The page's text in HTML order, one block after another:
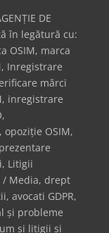
DE
în legătură cu:
OSIM, marca
Inregistrare
mărci
inregistrare
opoziție OSIM,
Litigii
/ Media, drept
avocati GDPR,
și probleme
și litigii și